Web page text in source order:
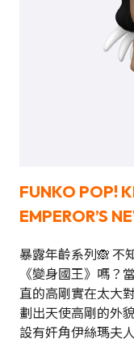
FUNKO POP!
EMPEROR’S
暴露年齡系列🙈 不
《變身國王》嗎？
直的高剛實在太大
劃出天使高剛的外
設有奸角伊絲瑪夫